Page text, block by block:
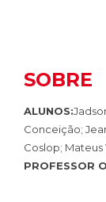
SOBRE
ALUNOS:
Conceição;
Coslop;
PROFESSOR